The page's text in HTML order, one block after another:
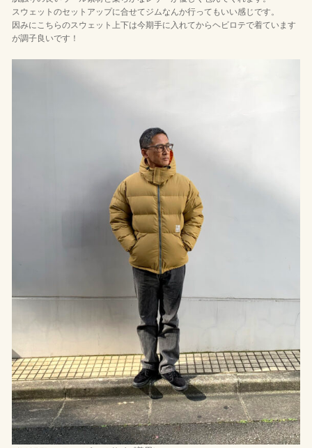
スウェットのセットアップに合せてジムなんか行ってもいい感じです。
因みにこちらのスウェット上下は今期手に入れてからヘビロテで着ています
が調子良いです！